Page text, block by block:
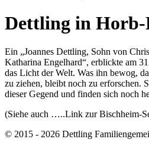
Dettling in Horb-
Ein „Joannes Dettling, Sohn von
Katharina Engelhard“, erblickte am
das Licht der Welt. Was ihn bewog,
zu ziehen, bleibt noch zu erforschen.
dieser Gegend und finden sich noch
(Siehe auch …..Link zur Bischheim-
© 2015 - 2026 Dettling